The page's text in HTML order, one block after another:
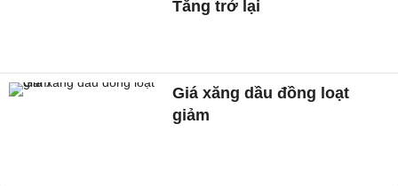
Tăng trở lại
Giá xăng dầu đồng loạt
giảm